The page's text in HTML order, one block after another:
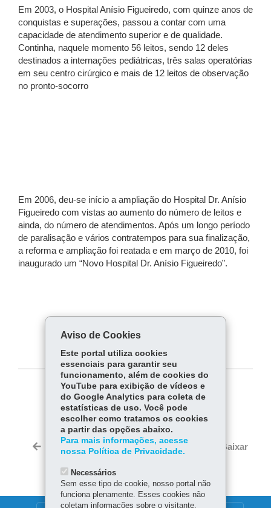
Em 2003, o Hospital Anísio Figueiredo, com quinze anos de
conquistas e superações, passou a contar com uma
capacidade de atendimento superior e de qualidade.
Continha, naquele momento 56 leitos, sendo 12 deles
destinados a internações pediátricas, três salas operatórias
em seu centro cirúrgico e mais de 12 leitos de observação
no pronto-socorro
Em 2006, deu-se início a ampliação do Hospital Dr. Anísio
Figueiredo com vistas ao aumento do número de leitos e
ainda, do número de atendimentos. Após um longo período
de paralisação e vários contratempos para sua finalização,
a reforma e ampliação foi reatada e em março de 2010, foi
inaugurado um “Novo Hospital Dr. Anísio Figueiredo”.
COMPARTILHE:
Fa
ce
bo
Tw
itt
ts
Início Imprimir Baixar
Aviso de Cookies
Este portal utiliza cookies
essenciais para garantir seu
funcionamento, além de cookies do
YouTube para exibição de vídeos e
do Google Analytics para coleta de
estatísticas de uso. Você pode
escolher como tratamos os cookies
a partir das opções abaixo.
Para mais informações, acesse
nossa Política de Privacidade.
Necessários
Sem esse tipo de cookie, nosso portal não
funciona plenamente. Esses cookies não
coletam informações sobre o visitante.